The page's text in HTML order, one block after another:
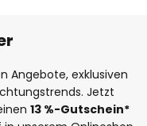
Angebote, exklusiven
Jetzt
13 %-Gutschein*